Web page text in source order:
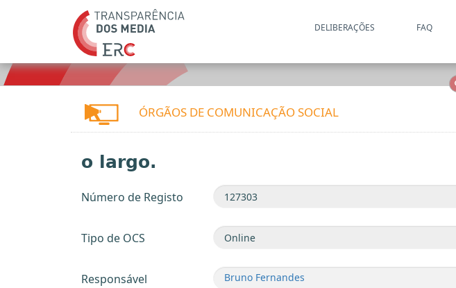
DELIBERAÇÕES FAQ
ÓRGÃOS DE COMUNICAÇÃO SOCIAL
o largo.
Número de Registo
Tipo de OCS
Responsável
Bruno Fernandes